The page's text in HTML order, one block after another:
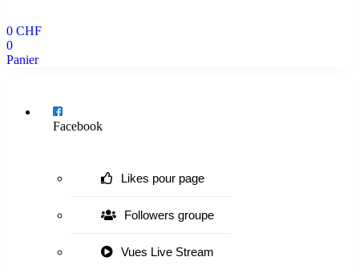
0 CHF
0
Panier
Facebook
Likes pour page
Followers groupe
Vues Live Stream